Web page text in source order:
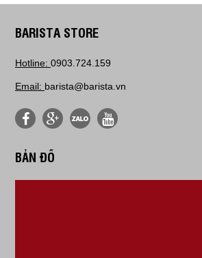
BARISTA STORE
Hotline: 0903.724.159
Email: barista@barista.vn
BẢN ĐỒ